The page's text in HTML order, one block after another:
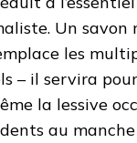
Un savon
les
– il servira
la lessive
au